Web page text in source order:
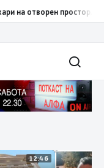
отворен простор, од
12:46